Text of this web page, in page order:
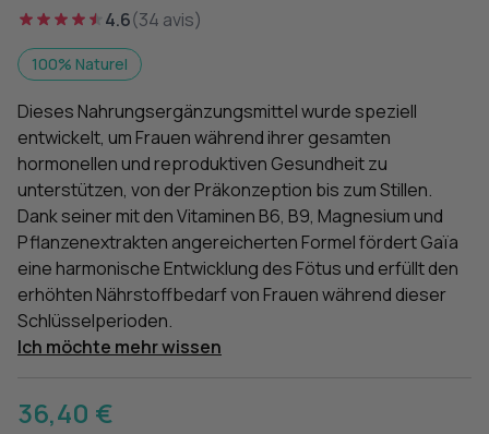
4.6(34 avis)
100% Naturel
Dieses Nahrungsergänzungsmittel wurde speziell
entwickelt, um Frauen während ihrer gesamten
hormonellen und reproduktiven Gesundheit zu
unterstützen, von der Präkonzeption bis zum Stillen.
Dank seiner mit den Vitaminen B6, B9, Magnesium und
Pflanzenextrakten angereicherten Formel fördert Gaïa
eine harmonische Entwicklung des Fötus und erfüllt den
erhöhten Nährstoffbedarf von Frauen während dieser
Schlüsselperioden.
Ich möchte mehr wissen
36,40 €